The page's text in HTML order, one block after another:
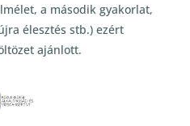
a második gyakorlat,
élesztés stb.) ezért
ajánlott.